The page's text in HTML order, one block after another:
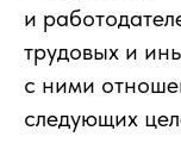
и
трудовых и
с ними
следующих